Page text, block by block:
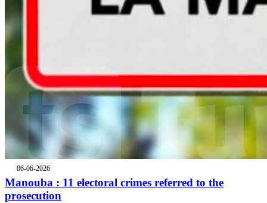
06-06-2026
Manouba : 11 electoral crimes referred to the
prosecution